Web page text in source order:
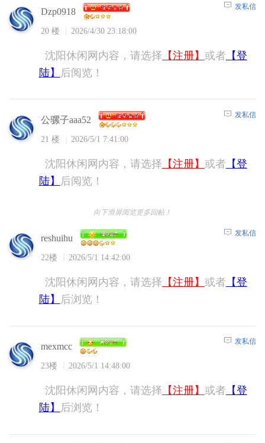
Dzp0918
20 楼 2026/4/30 23:18:00
发私信
沈阳休闲网内容，请选择 【注册】 或者 【登
陆】
后阅览！
公骡子aaa52
21 楼 2026/5/1 7:41:00
发私信
沈阳休闲网内容，请选择 【注册】 或者 【登
陆】
后阅览！
向下滑屏阅览更多回帖！
reshuihu
22楼 2026/5/1 14:42:00
发私信
沈阳休闲网内容，请选择 【注册】 或者 【登
陆】
后浏览！
mexmcc
23楼 2026/5/1 14:48:00
发私信
沈阳休闲网内容，请选择 【注册】 或者 【登
陆】
后浏览！